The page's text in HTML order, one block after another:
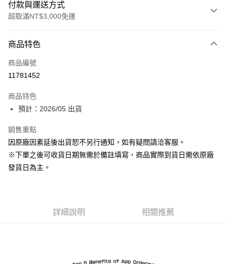
付款與運送方式
超取滿NT$3,000免運
信用卡一次付款
Apple Pay
運送方式
預購-付款後全家取貨(舊)
每筆NT$90，滿NT$3,000(含以上)免運費
每筆NT$120，滿NT$3,000(含以上)免運費
東海門市自取，需自備購物袋取貨唷。
商品特色
商品編號
11781452
商品特色
預計：2026/05 出貨
銷售重點
因原廠因素延後出貨恕不另行通知，如有疑問請洽客服。
※下單之後可收貨日期無需於備註填寫，商品實際到貨日需依原廠
發貨日為主。
詳細說明 相關推薦